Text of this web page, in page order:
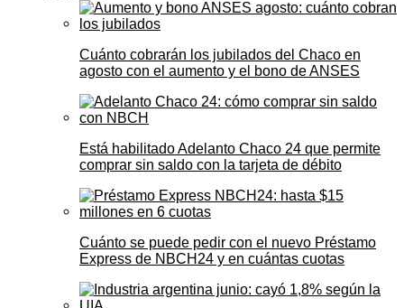
Cuánto cobrarán los jubilados del Chaco en
agosto con el aumento y el bono de ANSES
Está habilitado Adelanto Chaco 24 que permite
comprar sin saldo con la tarjeta de débito
Cuánto se puede pedir con el nuevo Préstamo
Express de NBCH24 y en cuántas cuotas